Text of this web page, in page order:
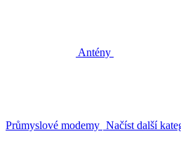
Antény
Průmyslové modemy Načíst další